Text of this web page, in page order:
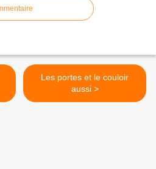
Les portes et le couloir
aussi >